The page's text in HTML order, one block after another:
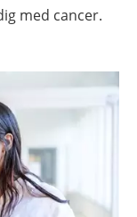
med cancer.